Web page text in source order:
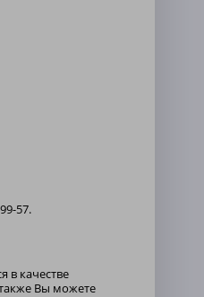
57.
в качестве
Вы можете